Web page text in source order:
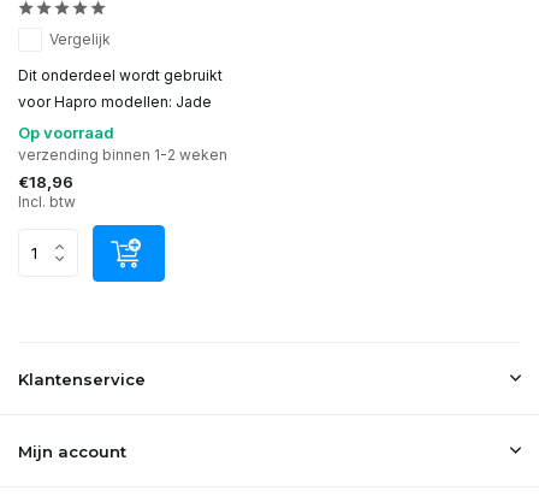
Vergelijk
Dit onderdeel wordt gebruikt
voor Hapro modellen: Jade
Op voorraad
verzending binnen 1-2 weken
€18,96
Incl. btw
Klantenservice
Mijn account